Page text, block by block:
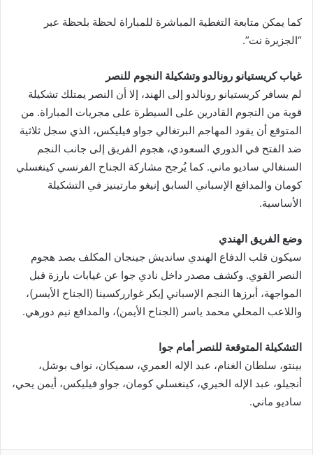
كما يمكن متابعة التغطية المباشرة للمباراة لحظة بلحظة عبر
“الجزيرة نت”.
غياب كريستيانو رونالدو وتشكيلة النجوم للنصر
لم يسافر كريستيانو رونالدو إلى الهند، إلا أن النصر يمتلك تشكيلة
قوية من النجوم القادرين على السيطرة على مجريات المباراة. من
المتوقع أن يقود المهاجم البرتغالي جواو فيليكس، الذي سجل ثلاثية
ضد الفتح في الدوري السعودي، هجوم الفريق إلى جانب النجم
السنغالي ساديو ماني. كما يُرجح مشاركة الجناح الفرنسي كينغسلي
كومان والمدافع الإسباني السابق إنيغو مارتينيز في التشكيلة
الأساسية.
وضع الفريق الهندي
سيكون قلب الدفاع الهندي سانديش جينجان المكلف بصد هجوم
النصر القوي. وكشف مصدر داخل نادي جوا عن غيابات بارزة قبل
المواجهة، أبرزها النجم الإسباني إيكر غوارركسينا (الجناح الأيسر)،
واللاعب المحلي محمد ياسر (الجناح الأيمن)، والمدافع نيم دورهي.
التشكيلة المتوقعة للنصر أمام جوا
بينتو، سلطان الغنام، عبد الإله العمري، سميكان، نواف بوشل،
أنجيلو، عبد الإله الخيري، كينغسلي كومان، جواو فيليكس، أيمن يحي،
ساديو ماني.